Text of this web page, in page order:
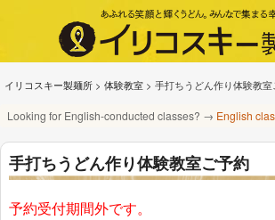
イリコスキー製麺所 > 体験教室 > 手打ちうどん作り体験教
Looking for English-conducted classes? → English
手打ちうどん作り体験教室ご予約
予約受付期間外です。